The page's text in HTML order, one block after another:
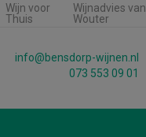
Wijn voor
Thuis
Wijnadvies van
Wouter
info@bensdorp-wijnen.nl
073 553 09 01